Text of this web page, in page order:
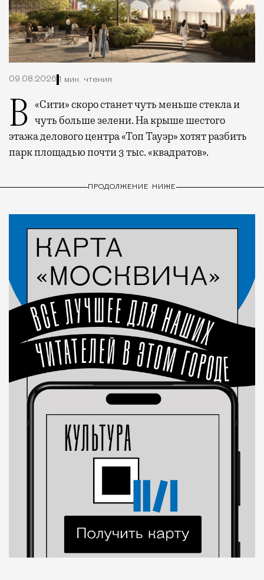
09.08.2026 1 мин. чтения
В «Сити» скоро станет чуть меньше стекла и чуть больше зелени. На крыше шестого
этажа делового центра «Топ Тауэр» хотят разбить
парк площадью почти 3 тыс. «квадратов».
ПРОДОЛЖЕНИЕ НИЖЕ